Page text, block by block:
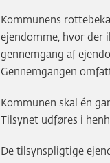
Kommunens
ejendomme, hvor der
gennemgang af
Gennemgangen
Kommunen skal én
Tilsynet udføres i
De tilsynspligtige